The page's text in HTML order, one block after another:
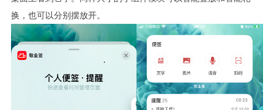
换，也可以分别摆放开。